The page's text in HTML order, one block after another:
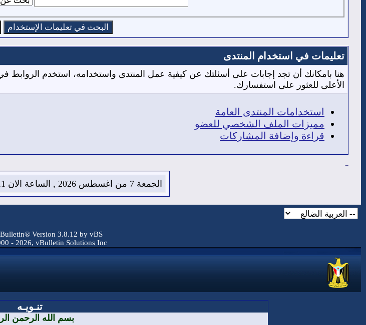
تعليمات في استخدام المنتدى
هنا بامكانك أن تجد إجابات على أسئلتك عن كيفية عمل المنتدى واستخدامه، استخدم
الأعلى للعثور على استفسارك.
استخدامات المنتدى العامة
مميزات الملف الشخصي للعضو
قراءة وإضافة المشاركات
=
الجمعة 7 من اغسطس 2026 , الساعة الان 10:19:12 صباحاً.
Version 3.8.12 by vBS
- 2026, vBulletin Solutions Inc.
تنـويـه
بسم الله الرحمن